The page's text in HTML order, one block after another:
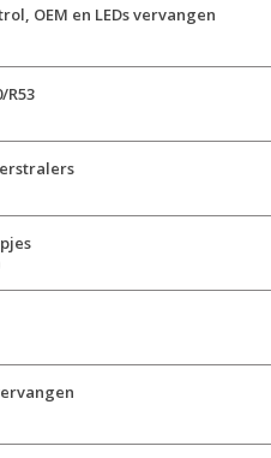
OEM en LEDs vervangen